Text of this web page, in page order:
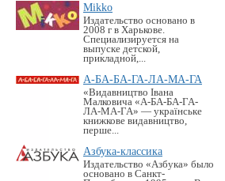
Mikko
Издательство основано в
2008 г в Харькове.
Специализируется на
выпуске детской,
прикладной,...
А-БА-БА-ГА-ЛА-МА-ГА
«Видавництво Івана
Малковича «А-БА-БА-ГА-
ЛА-МА-ГА» — українське
книжкове видавництво,
перше...
Азбука-классика
Издательство «Азбука» было
основано в Санкт-